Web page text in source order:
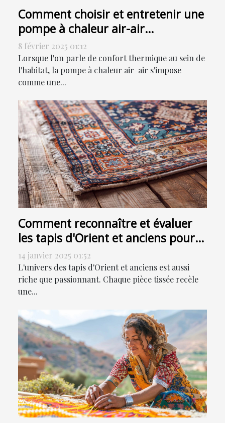
Comment choisir et entretenir une
pompe à chaleur air-air
efficacement
8 février 2025 01:12
Lorsque l'on parle de confort thermique au sein de
l'habitat, la pompe à chaleur air-air s'impose
comme une...
Comment reconnaître et évaluer
les tapis d'Orient et anciens pour
la vente
14 janvier 2025 01:52
L'univers des tapis d'Orient et anciens est aussi
riche que passionnant. Chaque pièce tissée recèle
une...